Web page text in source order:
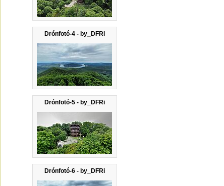
Drónfotó-4 - by_DFRi
Drónfotó-5 - by_DFRi
Drónfotó-6 - by_DFRi